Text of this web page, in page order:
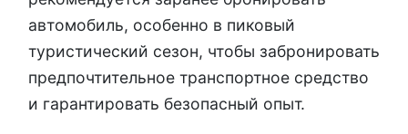
автомобиль, особенно в пиковый
туристический сезон, чтобы забронировать
предпочтительное транспортное средство
и гарантировать безопасный опыт.